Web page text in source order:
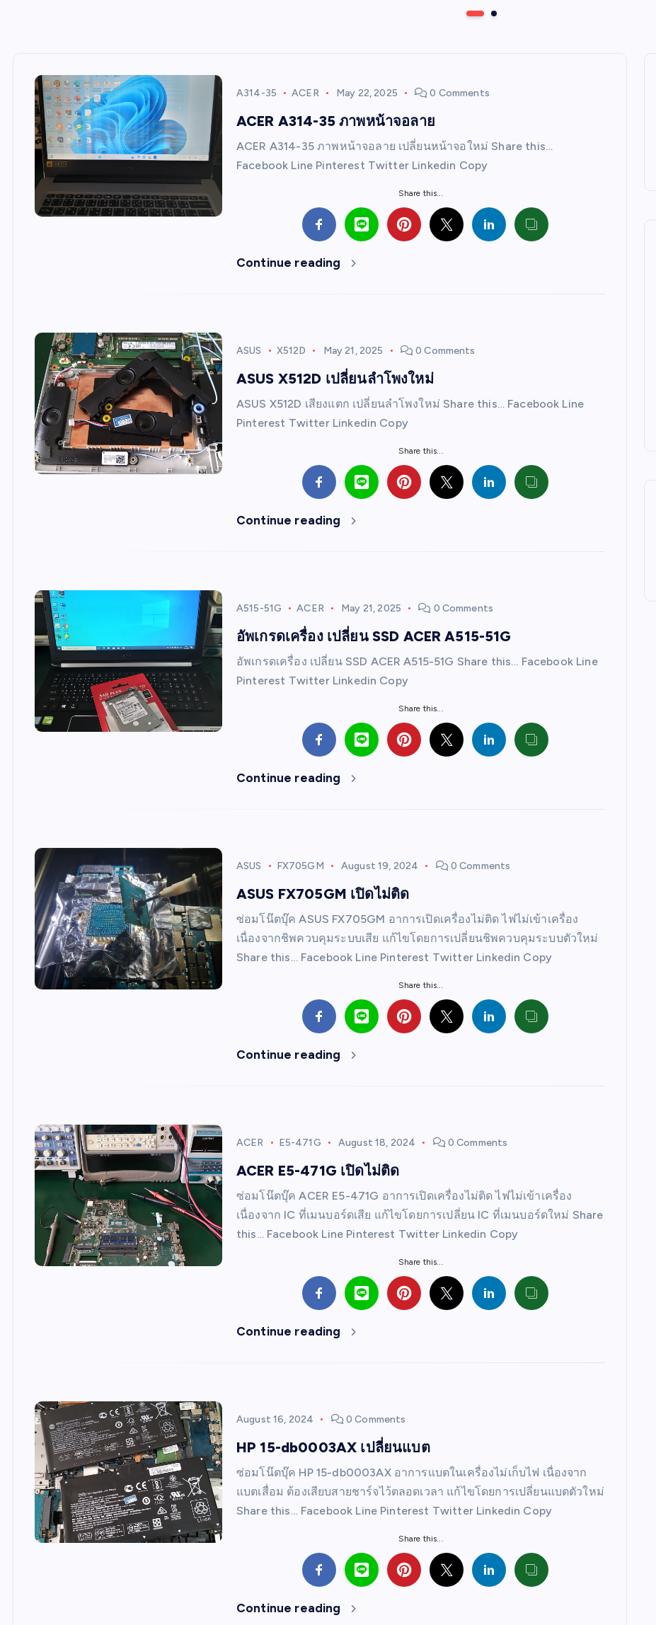
A314-35 ACER May 22, 2025 0 Comments
ACER A314-35 ภาพหน้าจอลาย
ACER A314-35 ภาพหน้าจอลาย เปลี่ยนหน้าจอใหม่ Share this…
Facebook Line Pinterest Twitter Linkedin Copy
Share this...
Continue reading
ASUS X512D May 21, 2025 0 Comments
ASUS X512D เปลี่ยนลำโพงใหม่
ASUS X512D เสียงแตก เปลี่ยนลำโพงใหม่ Share this… Facebook Line
Pinterest Twitter Linkedin Copy
Share this...
Continue reading
A515-51G ACER May 21, 2025 0 Comments
อัพเกรดเครื่อง เปลี่ยน SSD ACER A515-51G
อัพเกรดเครื่อง เปลี่ยน SSD ACER A515-51G Share this… Facebook Line
Pinterest Twitter Linkedin Copy
Share this...
Continue reading
ASUS FX705GM August 19, 2024 0 Comments
ASUS FX705GM เปิดไม่ติด
ซ่อมโน๊ตบุ๊ค ASUS FX705GM อาการเปิดเครื่องไม่ติด ไฟไม่เข้าเครื่อง
เนื่องจากชิพควบคุมระบบเสีย แก้ไขโดยการเปลี่ยนชิพควบคุมระบบตัวใหม่
Share this… Facebook Line Pinterest Twitter Linkedin Copy
Share this...
Continue reading
ACER E5-471G August 18, 2024 0 Comments
ACER E5-471G เปิดไม่ติด
ซ่อมโน๊ตบุ๊ค ACER E5-471G อาการเปิดเครื่องไม่ติด ไฟไม่เข้าเครื่อง
เนื่องจาก IC ที่เมนบอร์ดเสีย แก้ไขโดยการเปลี่ยน IC ที่เมนบอร์ดใหม่ Share
this… Facebook Line Pinterest Twitter Linkedin Copy
Share this...
Continue reading
August 16, 2024 0 Comments
HP 15-db0003AX เปลี่ยนแบต
ซ่อมโน๊ตบุ๊ค HP 15-db0003AX อาการแบตในเครื่องไม่เก็บไฟ เนื่องจาก
แบตเสื่อม ต้องเสียบสายชาร์จไว้ตลอดเวลา แก้ไขโดยการเปลี่ยนแบตตัวใหม่
Share this… Facebook Line Pinterest Twitter Linkedin Copy
Share this...
Continue reading